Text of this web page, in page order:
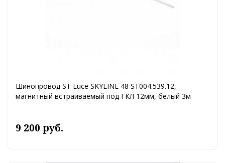
Шинопровод ST Luce SKYLINE 48 ST004.539.12,
магнитный встраиваемый под ГКЛ 12мм, белый 3м
9 200 руб.